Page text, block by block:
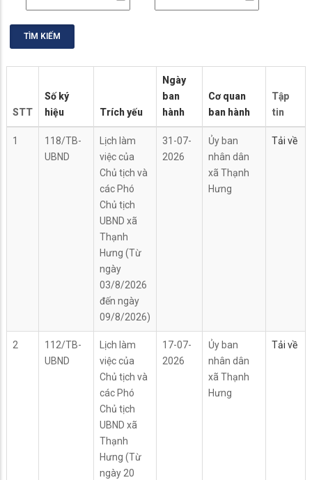
STT
Số ký
hiệu
Trích yếu
Ngày
ban
hành
Cơ quan
ban hành
Tập
tin
1
118/TB-
UBND
Lịch làm
việc của
Chủ tịch và
các Phó
Chủ tịch
UBND xã
Thạnh
Hưng (Từ
ngày
03/8/2026
đến ngày
09/8/2026)
31-07-
2026
Ủy ban
nhân dân
xã Thạnh
Hưng
Tải về
2
112/TB-
UBND
Lịch làm
việc của
Chủ tịch và
các Phó
Chủ tịch
UBND xã
Thạnh
Hưng (Từ
ngày 20
17-07-
2026
Ủy ban
nhân dân
xã Thạnh
Hưng
Tải về